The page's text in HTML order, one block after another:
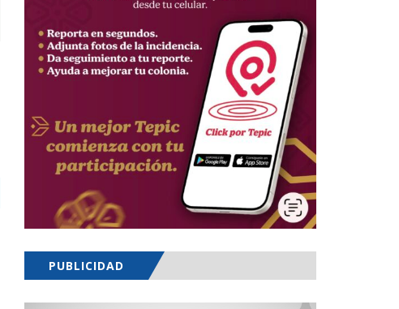
PUBLICIDAD